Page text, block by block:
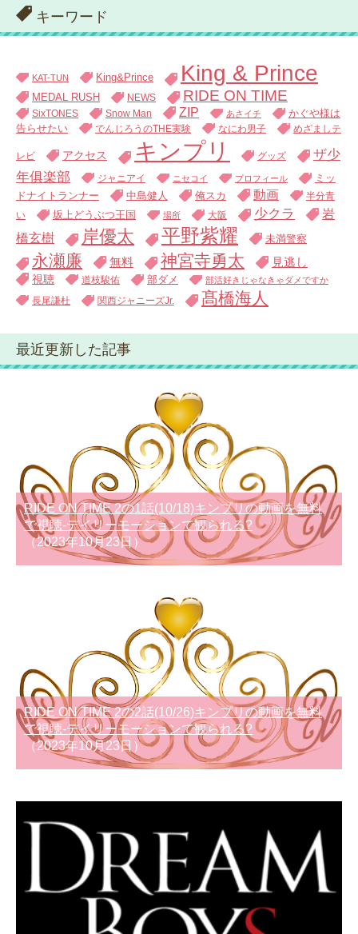
キーワード
KAT-TUN King&Prince King & Prince
MEDAL RUSH NEWS RIDE ON TIME
SixTONES Snow Man ZIP あさイチ
かぐや様は
告らせたい
でんじろうのTHE実験 なにわ男子 めざましテ
レビ アクセス キンプリ グッズ
ザ少
年俱楽部
ジャニアイ ニセコイ プロフィール
ミッ
ドナイトランナー
中島健人 俺スカ 動画
半分青
い
坂上どうぶつ王国 場所 大阪 少クラ
岩
橋玄樹
岸優太 平野紫耀 未満警察
永瀬廉 無料 神宮寺勇太
見逃し
視聴
道枝駿佑 部ダメ 部活好きじゃなきゃダメですか
長尾謙杜 関西ジャニーズJr. 髙橋海人
最近更新した記事
RIDE ON TIME 2の1話(10/18)キンプリの動画を無料
で視聴-デイリーモーションで観られる?
（2023年10月23日）
RIDE ON TIME 2の2話(10/26)キンプリの動画を無料
で視聴-デイリーモーションで観られる?
（2023年10月23日）